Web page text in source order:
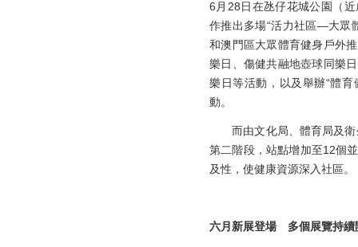
6月28日在氹仔花城公園（
作推出多場“活力社區—大眾
和澳門區大眾體育健身戶外
樂日、傷健共融地壺球同樂
樂日等活動，以及舉辦“體育
動。
而由文化局、體育局及衛
第二階段，站點增加至12個
及性，使健康資源深入社區。
六月新展登場 多個展覽持續